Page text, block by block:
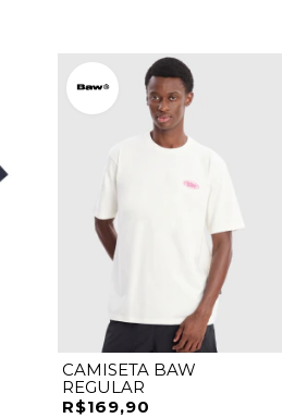
CAMISETA BAW
REGULAR
R$169,90